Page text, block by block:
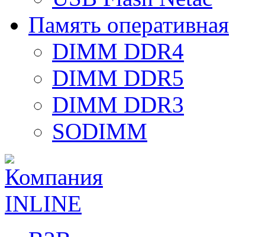
Память оперативная
DIMM DDR4
DIMM DDR5
DIMM DDR3
SODIMM